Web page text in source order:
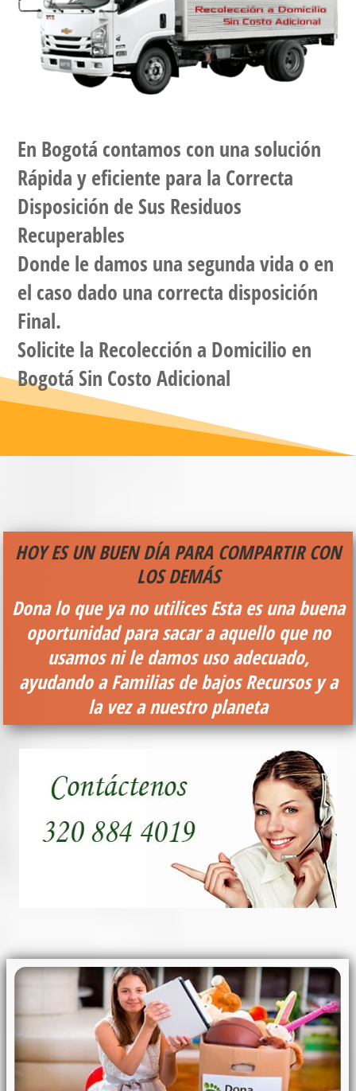
En Bogotá contamos con una solución
Rápida y eficiente para la Correcta
Disposición de Sus Residuos
Recuperables
Donde le damos una segunda vida o en
el caso dado una correcta disposición
Final.
Solicite la Recolección a Domicilio en
Bogotá Sin Costo Adicional
HOY ES UN BUEN DÍA PARA COMPARTIR CON
LOS DEMÁS
Dona lo que ya no utilicesEsta es una buena
oportunidad para sacar a aquello que no
usamos ni le damos uso adecuado,
ayudando a Familias de bajos Recursos y a
la vez a nuestro planeta